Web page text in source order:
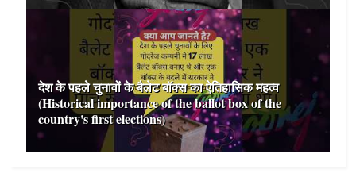
देश के पहले चुनावों के बैलेट बॉक्स का ऐतिहासिक महत्व
(Historical importance of the ballot box of the
country's first elections)